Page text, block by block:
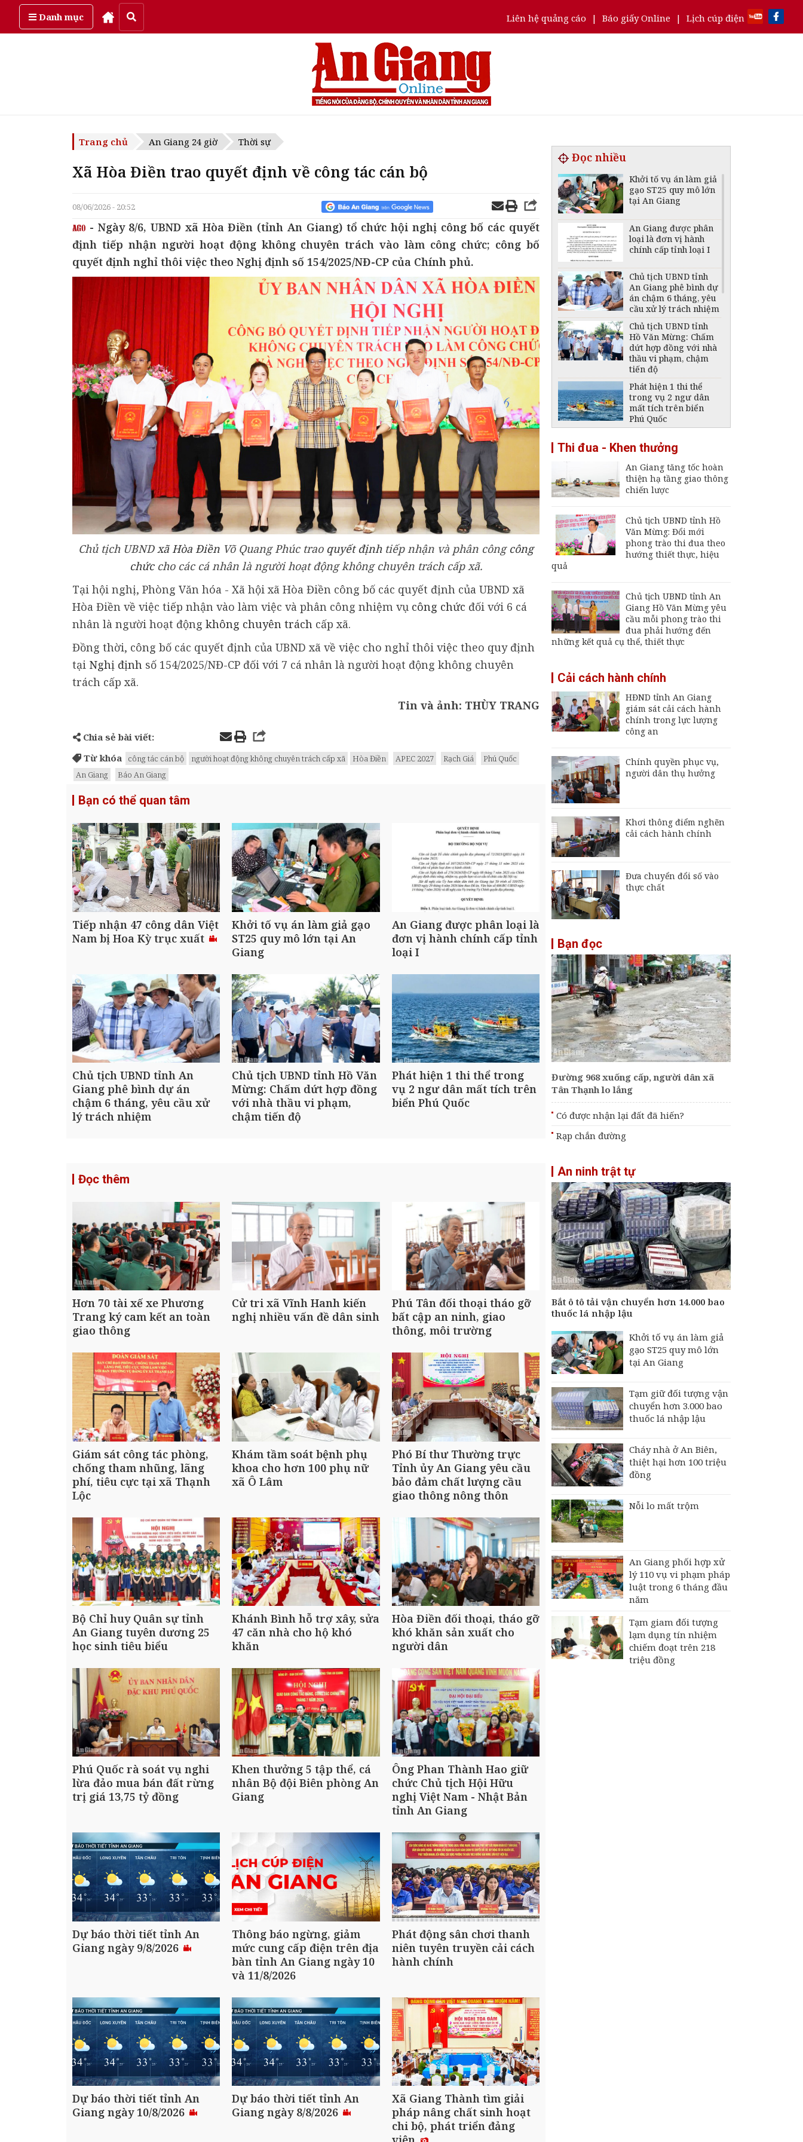
Danh mục Liên hệ quảng cáo | Báo giấy Online | Lịch cúp điện
Thứ bảy, ngày 8/08/2026
Trang chủ An Giang 24 giờ Thời sự
Xã Hòa Điền trao quyết định về công tác cán bộ
08/06/2026 - 20:52
- Ngày 8/6, UBND xã Hòa Điền (tỉnh An Giang) tổ chức hội nghị công bố các quyết
định tiếp nhận người hoạt động không chuyên trách vào làm công chức; công bố
quyết định nghỉ thôi việc theo Nghị định số 154/2025/NĐ-CP của Chính phủ.
Chủ tịch UBNDxã Hòa Điền Võ Quang Phúc trao quyết địnhtiếp nhận và phân công công
chứccho các cá nhân là người hoạt động không chuyên trách cấp xã.
Tại hội nghị, Phòng Văn hóa - Xã hội xã Hòa Điền công bố các quyết định của UBND xã
Hòa Điền về việc tiếp nhận vào làm việc và phân công nhiệm vụ công chức đối với 6 cá
nhân là người hoạt động không chuyên trách cấp xã.
Đồng thời, công bố các quyết định của UBND xã về việc cho nghỉ thôi việc theo quy định
tại Nghị định số 154/2025/NĐ-CP đối với 7 cá nhân là người hoạt động không chuyên
trách cấp xã.
Tin và ảnh: THÙY TRANG
Chia sẻ bài viết:
Từ khóa
công tác cán bộ người hoạt động không chuyên trách cấp xã Hòa Điền APEC 2027 Rạch Giá
Phú Quốc
An Giang
Báo An Giang
Bạn có thể quan tâm
Tiếp nhận 47 công dân Việt
Nam bị Hoa Kỳ trục xuất
Khởi tố vụ án làm giả gạo
ST25 quy mô lớn tại An
Giang
An Giang được phân loại là
đơn vị hành chính cấp tỉnh
loại I
Chủ tịch UBND tỉnh An
Giang phê bình dự án
chậm 6 tháng, yêu cầu xử
lý trách nhiệm
Chủ tịch UBND tỉnh Hồ Văn
Mừng: Chấm dứt hợp đồng
với nhà thầu vi phạm,
chậm tiến độ
Phát hiện 1 thi thể trong
vụ 2 ngư dân mất tích trên
biển Phú Quốc
Đọc thêm
Hơn 70 tài xế xe Phương
Trang ký cam kết an toàn
giao thông
Cử tri xã Vĩnh Hanh kiến
nghị nhiều vấn đề dân sinh
Phú Tân đối thoại tháo gỡ
bất cập an ninh, giao
thông, môi trường
Giám sát công tác phòng,
chống tham nhũng, lãng
phí, tiêu cực tại xã Thạnh
Lộc
Khám tầm soát bệnh phụ
khoa cho hơn 100 phụ nữ
xã Ô Lâm
Phó Bí thư Thường trực
Tỉnh ủy An Giang yêu cầu
bảo đảm chất lượng cầu
giao thông nông thôn
Bộ Chỉ huy Quân sự tỉnh
An Giang tuyên dương 25
học sinh tiêu biểu
Khánh Bình hỗ trợ xây, sửa
47 căn nhà cho hộ khó
khăn
Hòa Điền đối thoại, tháo gỡ
khó khăn sản xuất cho
người dân
Phú Quốc rà soát vụ nghi
lừa đảo mua bán đất rừng
trị giá 13,75 tỷ đồng
Khen thưởng 5 tập thể, cá
nhân Bộ đội Biên phòng An
Giang
Ông Phan Thành Hao giữ
chức Chủ tịch Hội Hữu
nghị Việt Nam - Nhật Bản
tỉnh An Giang
Dự báo thời tiết tỉnh An
Giang ngày 9/8/2026
Thông báo ngừng, giảm
mức cung cấp điện trên địa
bàn tỉnh An Giang ngày 10
và 11/8/2026
Phát động sân chơi thanh
niên tuyên truyền cải cách
hành chính
Dự báo thời tiết tỉnh An
Giang ngày 10/8/2026
Dự báo thời tiết tỉnh An
Giang ngày 8/8/2026
Xã Giang Thành tìm giải
pháp nâng chất sinh hoạt
chi bộ, phát triển đảng
Đọc nhiều
Khởi tố vụ án làm giả
gạo ST25 quy mô lớn
tại An Giang
An Giang được phân
loại là đơn vị hành
chính cấp tỉnh loại I
Chủ tịch UBND tỉnh
An Giang phê bình dự
án chậm 6 tháng, yêu
cầu xử lý trách nhiệm
Chủ tịch UBND tỉnh
Hồ Văn Mừng: Chấm
dứt hợp đồng với nhà
thầu vi phạm, chậm
tiến độ
Phát hiện 1 thi thể
trong vụ 2 ngư dân
mất tích trên biển
Phú Quốc
giảm mức cung cấp
điện trên địa bàn tỉnh
An Giang ngày 6 -
7/8/2026
Đại tá Nguyễn Việt
Chính ủy Bộ Chỉ huy
Quân sự tỉnh An
Giang
Thường trực UBND
An Thới hoạt động trở
lại
An Giang chốt hạn
vận hành nhà máy xử
lý rác Long Xuyên,
trễ sẽ thu hồi dự án
Vòng, Dương Đông để
phát triển Phú Quốc
Thi đua - Khen thưởng
An Giang tăng tốc hoàn
thiện hạ tầng giao thông
chiến lược
Chủ tịch UBND tỉnh Hồ
Văn Mừng: Đổi mới
phong trào thi đua theo
hướng thiết thực, hiệu
quả
Chủ tịch UBND tỉnh An
Giang Hồ Văn Mừng yêu
cầu mỗi phong trào thi
đua phải hướng đến
những kết quả cụ thể, thiết thực
Cải cách hành chính
HĐND tỉnh An Giang
giám sát cải cách hành
chính trong lực lượng
công an
Chính quyền phục vụ,
người dân thụ hưởng
Khơi thông điểm nghẽn
cải cách hành chính
Đưa chuyển đổi số vào
thực chất
Bạn đọc
Đường 968 xuống cấp, người dân xã
Tân Thạnh lo lắng
Có được nhận lại đất đã hiến?
Rạp chắn đường
An ninh trật tự
Bắt ô tô tải vận chuyển hơn 14.000 bao
thuốc lá nhập lậu
Khởi tố vụ án làm giả
gạo ST25 quy mô lớn
tại An Giang
Tạm giữ đối tượng vận
chuyển hơn 3.000 bao
thuốc lá nhập lậu
Cháy nhà ở An Biên,
thiệt hại hơn 100 triệu
đồng
Nỗi lo mất trộm
An Giang phối hợp xử
lý 110 vụ vi phạm pháp
luật trong 6 tháng đầu
năm
Tạm giam đối tượng
lạm dụng tín nhiệm
chiếm đoạt trên 218
triệu đồng